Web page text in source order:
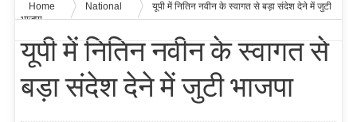
Home National
यूपी में नितिन नवीन के स्वागत से बड़ा संदेश देने में जुटी
भाजपा
यूपी में नितिन नवीन के स्वागत से
बड़ा संदेश देने में जुटी भाजपा